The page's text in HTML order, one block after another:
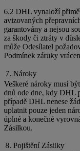
6.2 DHL vynaloží
avizovaných
garantovány a nejsou
za škody či ztráty v
může Odesílatel
Podmínek záruky
7. Nároky
Veškeré nároky musí
dnů ode dne, kdy DHL
případě DHL nenese
uplatnit pouze jeden
úplné a konečné
Zásilkou.
8. Pojištění Zásilky